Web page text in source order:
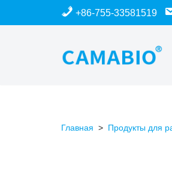
содержанию
+86-755-33581519
Главная > Продукты для